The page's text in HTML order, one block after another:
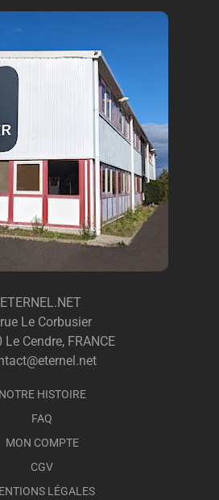
ETERNEL.NET
Le Corbusier
Le Cendre, FRANCE
NOTRE HISTOIRE
FAQ
MON COMPTE
CGV
LÉGALES